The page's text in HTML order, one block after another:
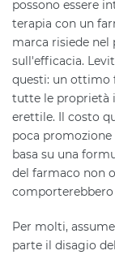
possono essere
terapia con un
marca risiede nel
sull'efficacia.
questi: un ottimo
tutte le proprietà
erettile. Il costo
poca
basa su una
del farmaco non
Per molti,
parte il disagio